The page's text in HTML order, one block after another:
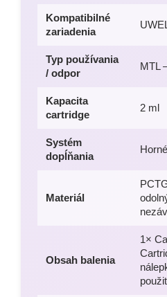
Kompatibilné
zariadenia
Typ používania
/ odpor
MTL
Kapacita
cartridge
2 ml
Systém
dopĺňania
Materiál
Obsah balenia
1×